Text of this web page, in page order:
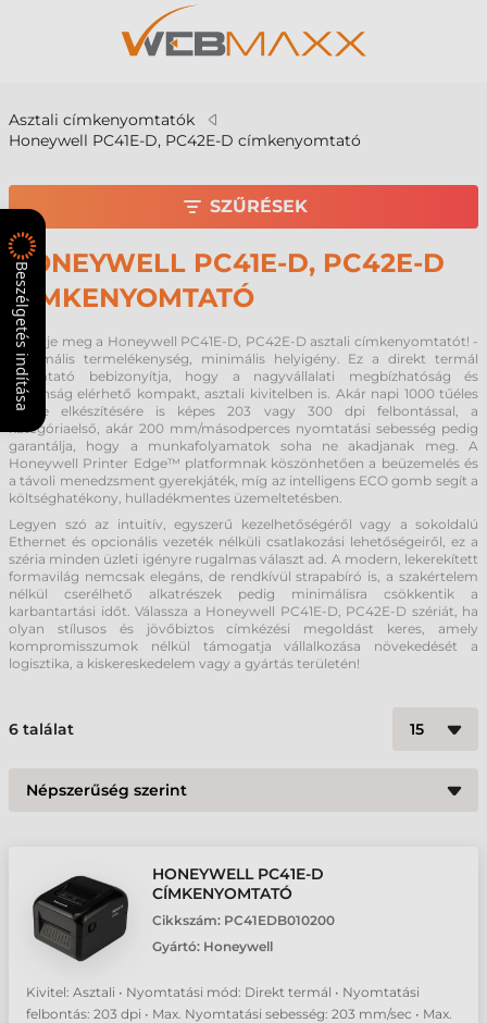
Asztali címkenyomtatók
Honeywell PC41E-D, PC42E-D címkenyomtató
HONEYWELL PC41E-D, PC42E-D
CÍMKENYOMTATÓ
Ismerje meg a Honeywell PC41E-D, PC42E-D asztali címkenyomtatót! -
maximális termelékenység, minimális helyigény. Ez a direkt termál
nyomtató bebizonyítja, hogy a nagyvállalati megbízhatóság és
biztonság elérhető kompakt, asztali kivitelben is. Akár napi 1000 tűéles
címke elkészítésére is képes 203 vagy 300 dpi felbontással, a
kategóriaelső, akár 200 mm/másodperces nyomtatási sebesség pedig
garantálja, hogy a munkafolyamatok soha ne akadjanak meg. A
Honeywell Printer Edge™ platformnak köszönhetően a beüzemelés és
a távoli menedzsment gyerekjáték, míg az intelligens ECO gomb segít a
költséghatékony, hulladékmentes üzemeltetésben.
Legyen szó az intuitív, egyszerű kezelhetőségéről vagy a sokoldalú
Ethernet és opcionális vezeték nélküli csatlakozási lehetőségeiről, ez a
széria minden üzleti igényre rugalmas választ ad. A modern, lekerekített
formavilág nemcsak elegáns, de rendkívül strapabíró is, a szakértelem
nélkül cserélhető alkatrészek pedig minimálisra csökkentik a
karbantartási időt. Válassza a Honeywell PC41E-D, PC42E-D szériát, ha
olyan stílusos és jövőbiztos címkézési megoldást keres, amely
kompromisszumok nélkül támogatja vállalkozása növekedését a
logisztika, a kiskereskedelem vagy a gyártás területén!
6 találat
HONEYWELL PC41E-D
CÍMKENYOMTATÓ
Cikkszám: PC41EDB010200
Gyártó: Honeywell
Kivitel: Asztali • Nyomtatási mód: Direkt termál • Nyomtatási
felbontás: 203 dpi • Max. Nyomtatási sebesség: 203 mm/sec • Max.
SZŰRÉSEK
Beszélgetés indítása